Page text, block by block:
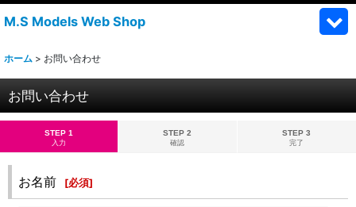
M.S Models Web Shop
ホーム > お問い合わせ
お問い合わせ
STEP 1
入力
STEP 2
確認
STEP 3
完了
お名前 [必須]